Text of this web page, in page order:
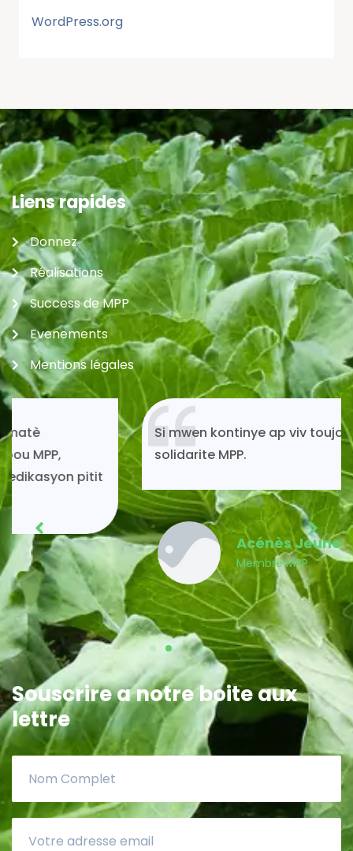
WordPress.org
Liens rapides
Donnez
Réalisations
Success de MPP
Evenements
Mentions légales
Si mwen kontinye ap viv toujou gras ak
solidarite MPP.
Acénès Jeune
Membre MPP
Souscrire a notre boite aux
lettre